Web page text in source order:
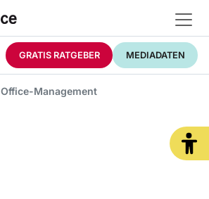
GRATIS RATGEBER MEDIADATEN
Office-Management